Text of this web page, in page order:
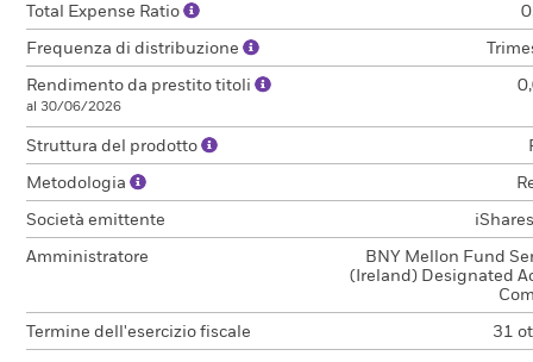
Total Expense Ratio
Frequenza di distribuzione
Rendimento da prestito titoli
al 30/06/2026
Struttura del prodotto
Metodologia
Società emittente
Amministratore
BNY Mellon Fund
(Ireland) Designated
Termine dell'esercizio fiscale 31